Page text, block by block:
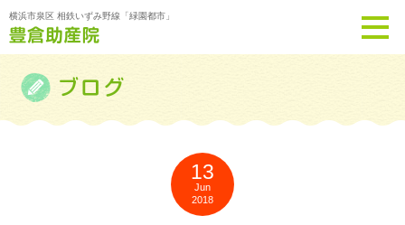
横浜市泉区 相鉄いずみ野線「緑園都市」
13
Jun
2018